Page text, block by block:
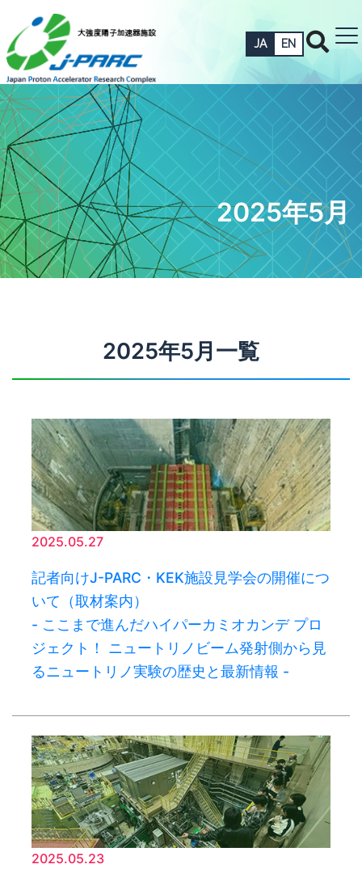
JA EN
2025年5月
2025年5月一覧
2025.05.27
記者向けJ-PARC・KEK施設見学会の開催につ
いて（取材案内）
- ここまで進んだハイパーカミオカンデ プロ
ジェクト！ ニュートリノビーム発射側から見
るニュートリノ実験の歴史と最新情報 -
2025.05.23